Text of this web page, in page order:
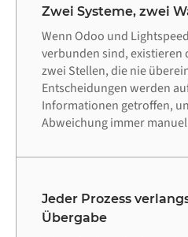
Zwei Systeme, zwei
Wenn Odoo und
verbunden sind, existieren
zwei Stellen, die nie
Entscheidungen werden
Informationen getroffen,
Abweichung immer
Jeder Prozess
Übergabe